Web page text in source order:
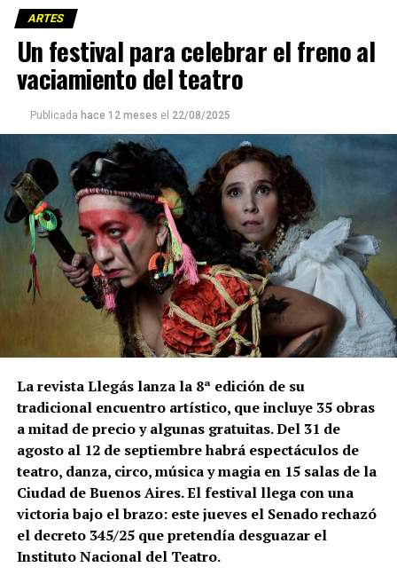
ARTES
Un festival para celebrar el freno al
vaciamiento del teatro
Publicada hace 12 meses el 22/08/2025
La revista Llegás lanza la 8ª edición de su
tradicional encuentro artístico, que incluye 35 obras
a mitad de precio y algunas gratuitas. Del 31 de
agosto al 12 de septiembre habrá espectáculos de
teatro, danza, circo, música y magia en 15 salas de la
Ciudad de Buenos Aires. El festival llega con una
victoria bajo el brazo: este jueves el Senado rechazó
el decreto 345/25 que pretendía desguazar el
Instituto Nacional del Teatro.